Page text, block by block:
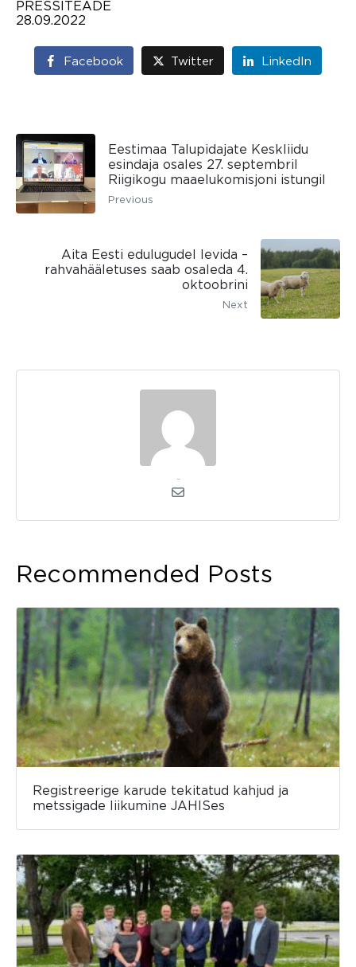
PRESSITEADE
28.09.2022
Facebook Twitter LinkedIn
Eestimaa Talupidajate Keskliidu
esindaja osales 27. septembril
Riigikogu maaelukomisjoni istungil
Previous
Aita Eesti edulugudel levida –
rahvahääletuses saab osaleda 4.
oktoobrini
Next
Recommended Posts
Registreerige karude tekitatud kahjud ja
metssigade liikumine JAHISes